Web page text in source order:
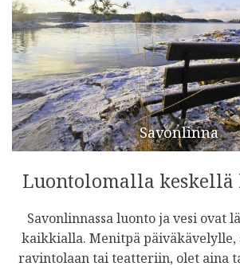
Savonlinna
Luontolomalla
Savonlinnassa luonto ja vesi ovat
kaikkialla. Menitpä päiväkävelylle,
ravintolaan tai teatteriin, olet aina